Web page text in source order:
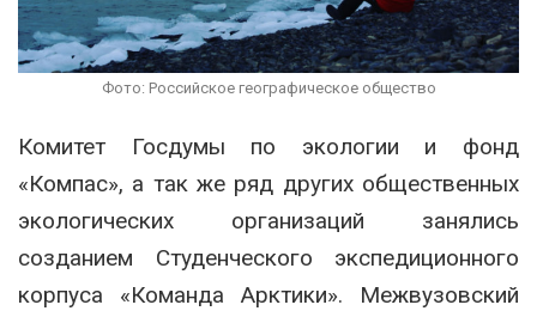
Фото: Российское географическое общество
Комитет Госдумы по экологии и фонд
«Компас», а так же ряд других общественных
экологических организаций занялись
созданием Студенческого экспедиционного
корпуса «Команда Арктики». Межвузовский